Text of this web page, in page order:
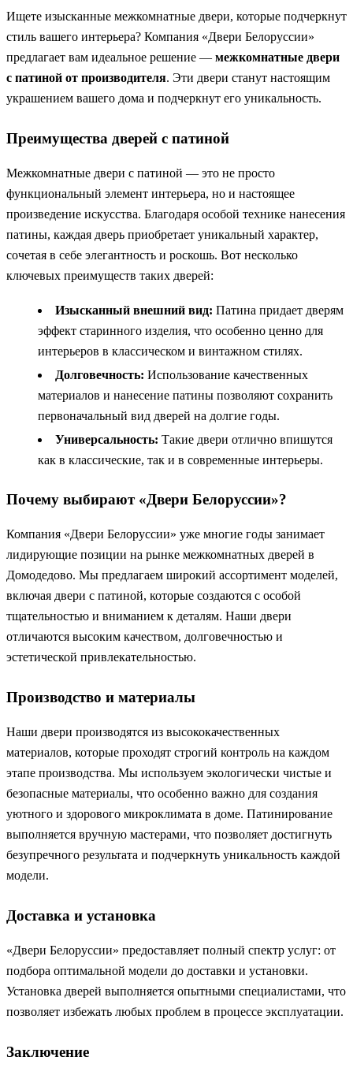
Ищете изысканные межкомнатные двери, которые подчеркнут
стиль вашего интерьера? Компания «Двери Белоруссии»
предлагает вам идеальное решение — межкомнатные двери
с патиной от производителя. Эти двери станут настоящим
украшением вашего дома и подчеркнут его уникальность.
Преимущества дверей с патиной
Межкомнатные двери с патиной — это не просто
функциональный элемент интерьера, но и настоящее
произведение искусства. Благодаря особой технике нанесения
патины, каждая дверь приобретает уникальный характер,
сочетая в себе элегантность и роскошь. Вот несколько
ключевых преимуществ таких дверей:
Изысканный внешний вид: Патина придает дверям
эффект старинного изделия, что особенно ценно для
интерьеров в классическом и винтажном стилях.
Долговечность: Использование качественных
материалов и нанесение патины позволяют сохранить
первоначальный вид дверей на долгие годы.
Универсальность: Такие двери отлично впишутся
как в классические, так и в современные интерьеры.
Почему выбирают «Двери Белоруссии»?
Компания «Двери Белоруссии» уже многие годы занимает
лидирующие позиции на рынке межкомнатных дверей в
Домодедово. Мы предлагаем широкий ассортимент моделей,
включая двери с патиной, которые создаются с особой
тщательностью и вниманием к деталям. Наши двери
отличаются высоким качеством, долговечностью и
эстетической привлекательностью.
Производство и материалы
Наши двери производятся из высококачественных
материалов, которые проходят строгий контроль на каждом
этапе производства. Мы используем экологически чистые и
безопасные материалы, что особенно важно для создания
уютного и здорового микроклимата в доме. Патинирование
выполняется вручную мастерами, что позволяет достигнуть
безупречного результата и подчеркнуть уникальность каждой
модели.
Доставка и установка
«Двери Белоруссии» предоставляет полный спектр услуг: от
подбора оптимальной модели до доставки и установки.
Установка дверей выполняется опытными специалистами, что
позволяет избежать любых проблем в процессе эксплуатации.
Заключение